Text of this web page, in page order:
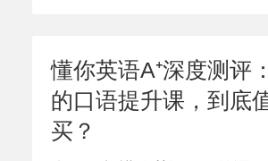
懂你英语A⁺深度测评
的口语提升课，到底
买？